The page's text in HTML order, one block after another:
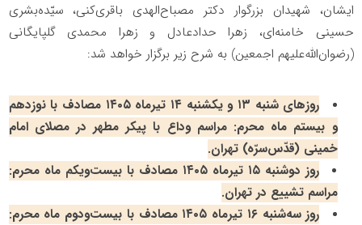
ایشان، شهیدان بزرگوار دکتر مصباح‌الهدی باقری‌کنی، سیّده‌بشری
حسینی خامنه‌ای، زهرا حدادعادل و زهرا محمدی گلپایگانی
(رضوان‌الله‌علیهم اجمعین) به شرح زیر برگزار خواهد شد:
روزهای شنبه ۱۳ و یکشنبه ۱۴ تیرماه ۱۴۰۵ مصادف با نوزدهم
و بیستم ماه محرم: مراسم وداع با پیکر مطهر در مصلای امام
خمینی (قدّس‌سرّه) تهران.
روز دوشنبه ۱۵ تیرماه ۱۴۰۵ مصادف با بیست‌ویکم ماه محرم:
مراسم تشییع در تهران.
روز سه‌شنبه ۱۶ تیرماه ۱۴۰۵ مصادف با بیست‌ودوم ماه محرم: